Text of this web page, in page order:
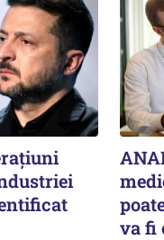
va fi